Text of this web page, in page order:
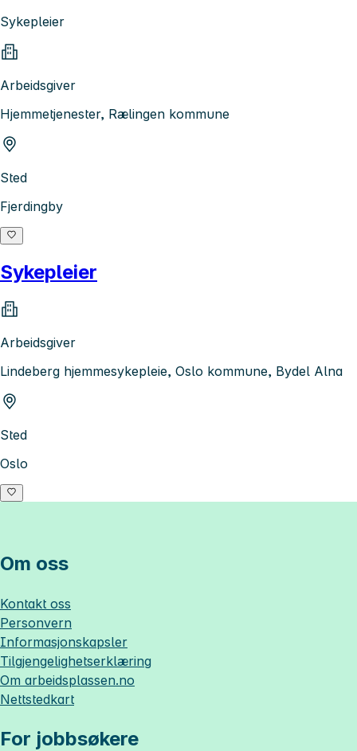
Sykepleier
Arbeidsgiver
Hjemmetjenester, Rælingen kommune
Sted
Fjerdingby
Sykepleier
Arbeidsgiver
Lindeberg hjemmesykepleie, Oslo kommune, Bydel Alna
Sted
Oslo
Om oss
Kontakt oss
Personvern
Informasjonskapsler
Tilgjengelighetserklæring
Om arbeidsplassen.no
Nettstedkart
For jobbsøkere